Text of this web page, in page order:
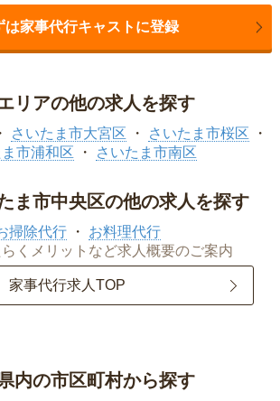
は家事代行キャストに登録
リアの他の求人を探す
さいたま市大宮区
さいたま市桜区
市浦和区
さいたま市南区
ま市中央区の他の求人を探す
掃除代行
お料理代行
くメリットなど求人概要のご案内
家事代行求人TOP
内の市区町村から探す